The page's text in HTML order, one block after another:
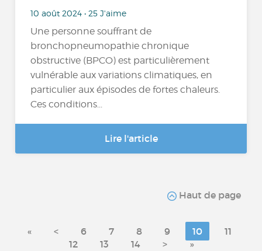
10 août 2024 • 25 J'aime
Une personne souffrant de
bronchopneumopathie chronique
obstructive (BPCO) est particulièrement
vulnérable aux variations climatiques, en
particulier aux épisodes de fortes chaleurs.
Ces conditions...
Lire l'article
Haut de page
« < 6 7 8 9 10
11
12
13 14 > »